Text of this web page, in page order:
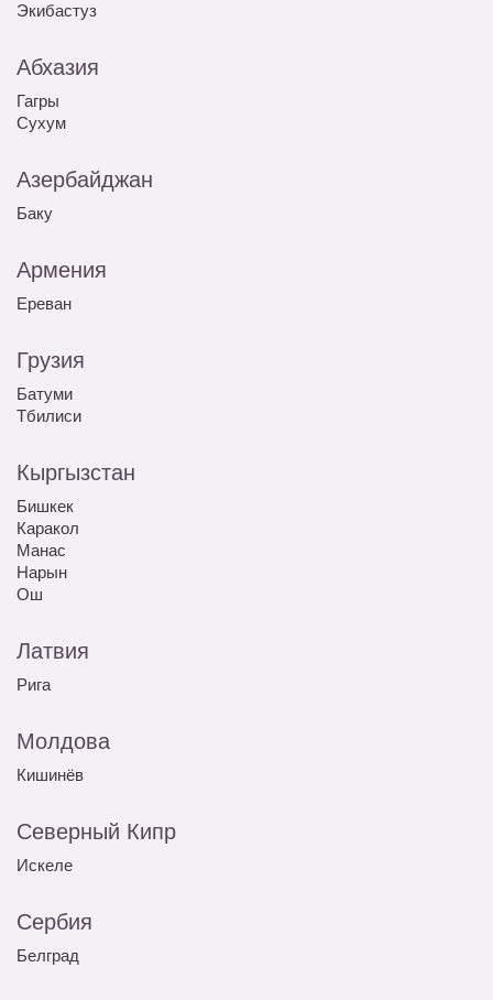
Экибастуз
Абхазия
Гагры
Сухум
Азербайджан
Баку
Армения
Ереван
Грузия
Батуми
Тбилиси
Кыргызстан
Бишкек
Каракол
Манас
Нарын
Ош
Латвия
Рига
Молдова
Кишинёв
Северный Кипр
Искеле
Сербия
Белград